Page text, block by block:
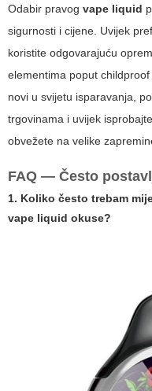
Odabir pravog vape liquid
sigurnosti i cijene. Uvijek
koristite odgovarajuću
elementima poput
novi u svijetu isparavanja,
trgovinama i uvijek
obvežete na velike
FAQ — Često
1. Koliko često trebam
vape liquid okuse?